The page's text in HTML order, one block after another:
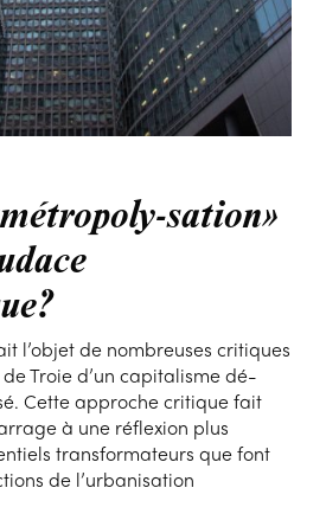
sation»
l’objet de nombreuses critiques
Troie d’un capitalisme dé-
Cette approche critique fait
à une réflexion plus
transformateurs que font
de l’urbanisation